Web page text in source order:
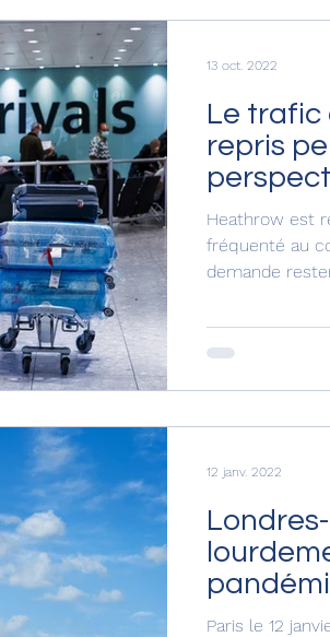
Le trafic
repris
Heathrow est
fréquenté au
13 oct. 2022
millions
Paris le 12
12 janv. 2022